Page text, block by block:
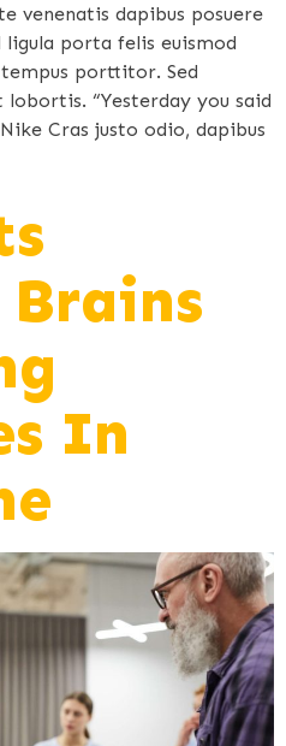
venenatis dapibus posuere
porta felis euismod
porttitor. Sed
“Yesterday you said
Cras justo odio, dapibus
In